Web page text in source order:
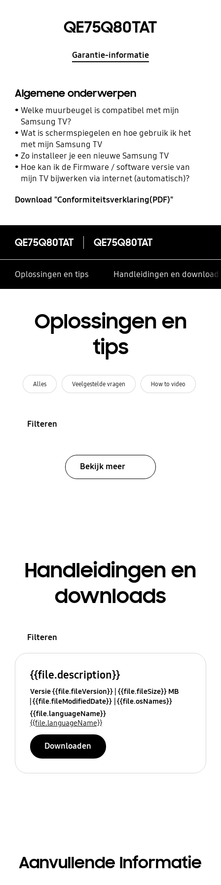
QE75Q80TAT
Garantie-informatie
Algemene onderwerpen
Welke muurbeugel is compatibel met mijn
Samsung TV?
Wat is schermspiegelen en hoe gebruik ik het
met mijn Samsung TV
Zo installeer je een nieuwe Samsung TV
Hoe kan ik de Firmware / software versie van
mijn TV bijwerken via internet (automatisch)?
Download "Conformiteitsverklaring(PDF)"
QE75Q80TAT QE75Q80TAT
Oplossingen en tips Handleidingen en
Oplossingen en
tips
Alles Veelgestelde vragen How to video
Filteren
Bekijk meer
Handleidingen en
downloads
Filteren
{{file.description}}
Versie {{file.fileVersion}} {{file.fileSize}} MB
{{file.fileModifiedDate}} {{file.osNames}}
{{file.languageName}}
{{file.languageName}}
Downloaden
Aanvullende Informatie